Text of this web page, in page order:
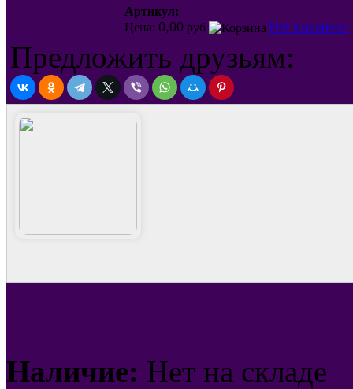
Артикул:
Цена: 0,00 руб Нет в наличии
Предложить друзьям:
Наличие: Нет на складе